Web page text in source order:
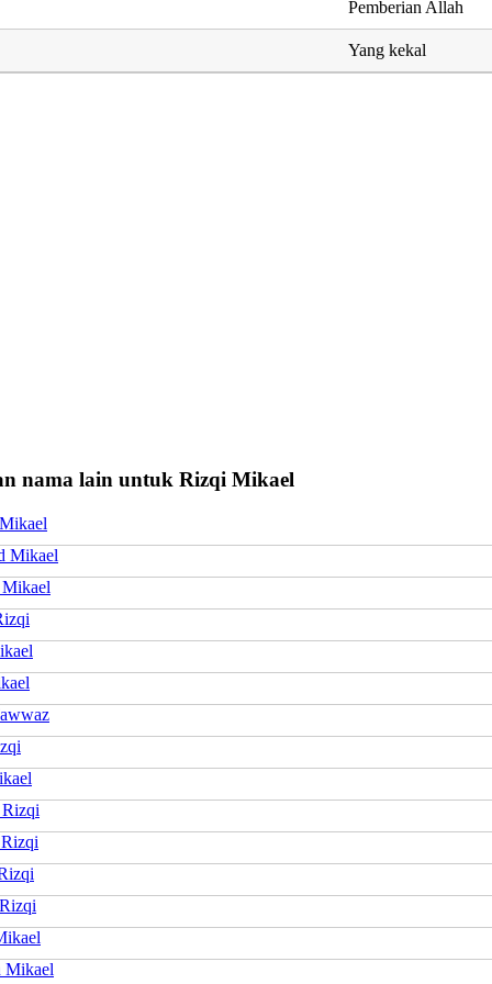
Pemberian Allah
Yang kekal
nama lain untuk Rizqi Mikael
Mikael
Mikael